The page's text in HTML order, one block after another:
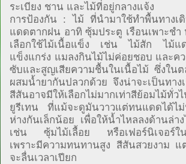
ระเบียง ชาน และไม้ที่อยู่กลางแจ้ง
การป้องกัน : ไม้ ที่นำมาใช้ทำพื้นทางเ
แดดตากฝน อาทิ ซุ้มประตู เรือนเพาะชำ
เลือกใช้ไม้เนื้อแข็ง เช่น ไม้สัก ไม้แ
แข็งแกร่ง แมลงกินไม้ไม่ค่อยชอบ และค
ซับและสูญเสียความชื้นในเนื้อไม้ ซึ่งใน
ผสมน้ำยากันปลวกด้วย จึงน่าจะเป็นทาง
สีสันอาจมีให้เลือกไม่มากเท่าสีย้อมไม้ทั่
ยูรีเทน ที่แม้จะดูมันวาวแต่ทนแดดได้ไ
ห่างกันเล็กน้อย เพื่อให้น้ำไหลลงด้านล่า
เช่น ซุ้มไม้เลื้อย หรือเฟอร์นิเจอร์ใน
เพราะมีความทนทานสูง สีสันสวยงาม แ
จะลื่นเวลาเปียก